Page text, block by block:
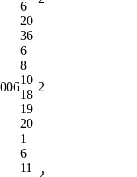
6
20
36
6
8
10
18
19
20
2
1
6
11